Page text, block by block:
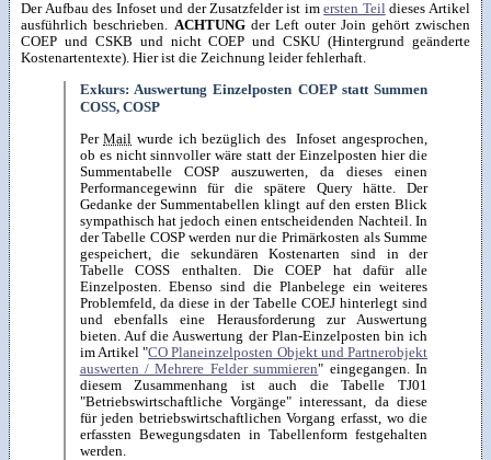
Der Aufbau des Infoset und der Zusatzfelder ist imersten Teil dieses Artikel
ausführlich beschrieben. ACHTUNG der Left outer Join gehört zwischen
COEP und CSKB und nicht COEP und CSKU (Hintergrund geänderte
Kostenartentexte). Hier ist die Zeichnung leider fehlerhaft.
Exkurs: Auswertung Einzelposten COEP statt Summen
COSS, COSP
PerMail wurde ich bezüglich des Infoset angesprochen,
ob es nicht sinnvoller wäre statt der Einzelposten hier die
Summentabelle COSP auszuwerten, da dieses einen
Performancegewinn für die spätere Query hätte. Der
Gedanke der Summentabellen klingt auf den ersten Blick
sympathisch hat jedoch einen entscheidenden Nachteil. In
der Tabelle COSP werden nur die Primärkosten als Summe
gespeichert, die sekundären Kostenarten sind in der
Tabelle COSS enthalten. Die COEP hat dafür alle
Einzelposten. Ebenso sind die Planbelege ein weiteres
Problemfeld, da diese in der Tabelle COEJ hinterlegt sind
und ebenfalls eine Herausforderung zur Auswertung
bieten. Auf die Auswertung der Plan-Einzelposten bin ich
im Artikel "CO Planeinzelposten Objekt und Partnerobjekt
auswerten / Mehrere Felder summieren" eingegangen. In
diesem Zusammenhang ist auch die Tabelle TJ01
"Betriebswirtschaftliche Vorgänge" interessant, da diese
für jeden betriebswirtschaftlichen Vorgang erfasst, wo die
erfassten Bewegungsdaten in Tabellenform festgehalten
werden.